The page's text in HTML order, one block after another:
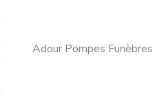
Adour Pompes Funèbres